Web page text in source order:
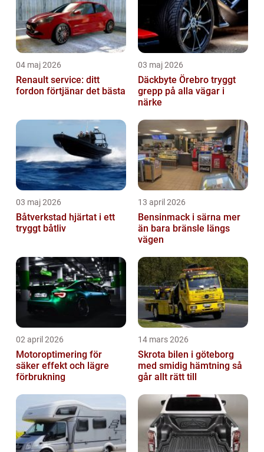
04 maj 2026
Renault service: ditt
fordon förtjänar det bästa
03 maj 2026
Däckbyte Örebro tryggt
grepp på alla vägar i
närke
03 maj 2026
Båtverkstad hjärtat i ett
tryggt båtliv
13 april 2026
Bensinmack i särna mer
än bara bränsle längs
vägen
02 april 2026
Motoroptimering för
säker effekt och lägre
förbrukning
14 mars 2026
Skrota bilen i göteborg
med smidig hämtning så
går allt rätt till